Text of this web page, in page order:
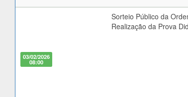
03/02/2026
08:00
Sorteio Público da
Realização da Prova